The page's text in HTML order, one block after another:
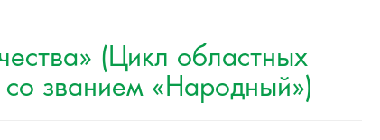
(Цикл областных
званием «Народный»)